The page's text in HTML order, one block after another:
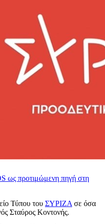
ως προτιμώμενη πηγή στη
Τύπου του ΣΥΡΙΖΑ σε όσα
Σταύρος Κοντονής.